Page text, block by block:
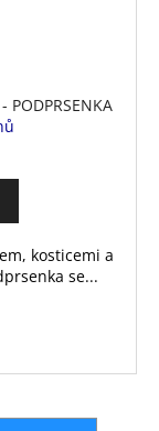
kosticemi a
se...